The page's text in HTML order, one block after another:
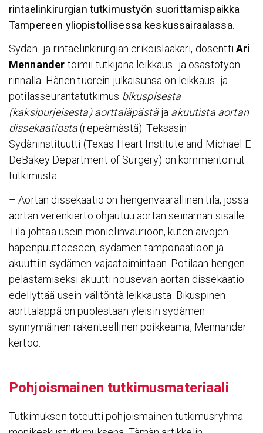
rintaelinkirurgian tutkimustyön suorittamispaikka
Tampereen yliopistollisessa keskussairaalassa.
Sydän- ja rintaelinkirurgian erikoislääkäri, dosenttiAri
Mennander toimii tutkijana leikkaus- ja osastotyön
rinnalla. Hänen tuorein julkaisunsa on leikkaus- ja
potilasseurantatutkimus bikuspisesta
(kaksipurjeisesta) aorttaläpästäja akuutista aortan
dissekaatiosta(repeämästä). Teksasin
Sydäninstituutti (Texas Heart Institute and Michael E
DeBakey Department of Surgery) on kommentoinut
tutkimusta.
– Aortan dissekaatio on hengenvaarallinen tila, jossa
aortan verenkierto ohjautuu aortan seinämän sisälle.
Tila johtaa usein monielinvaurioon, kuten aivojen
hapenpuutteeseen, sydämen tamponaatioon ja
akuuttiin sydämen vajaatoimintaan. Potilaan hengen
pelastamiseksi akuutti nousevan aortan dissekaatio
edellyttää usein välitöntä leikkausta. Bikuspinen
aorttaläppä on puolestaan yleisin sydämen
synnynnäinen rakenteellinen poikkeama, Mennander
kertoo.
Pohjois­mainen tutki­mus­ma­te­ri­aali
Tutkimuksen toteutti pohjoismainen tutkimusryhmä